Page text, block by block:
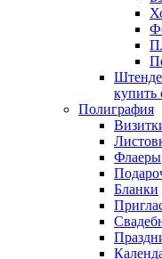
купить
Полиграфия
Флаеры
Бланки